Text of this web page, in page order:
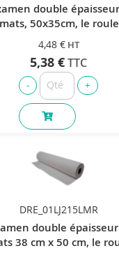
double
50x35cm, le
4,48 €
5,38 €
DRE_01LJ215LMR
double
38 cm x 50 cm, le